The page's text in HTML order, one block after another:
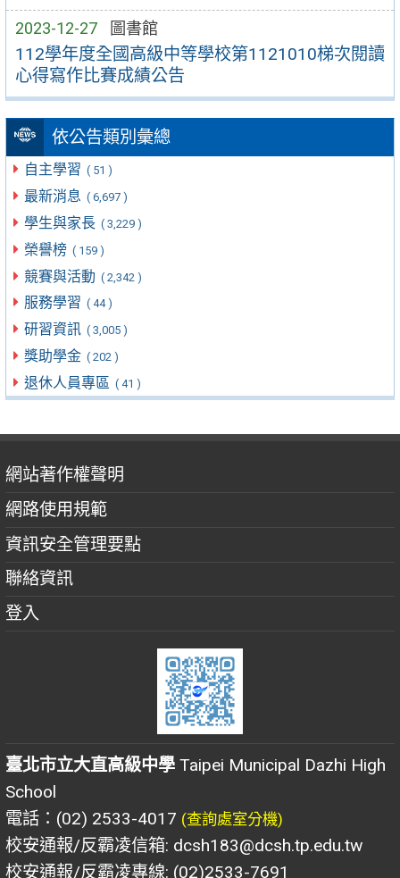
2023-12-27 圖書館
112學年度全國高級中等學校第1121010梯次閱讀
心得寫作比賽成績公告
依公告類別彙總
自主學習 ( 51 )
最新消息 ( 6,697 )
學生與家長 ( 3,229 )
榮譽榜 ( 159 )
競賽與活動 ( 2,342 )
服務學習 ( 44 )
研習資訊 ( 3,005 )
獎助學金 ( 202 )
退休人員專區 ( 41 )
網站著作權聲明
網路使用規範
資訊安全管理要點
聯絡資訊
登入
臺北市立大直高級中學 Taipei Municipal Dazhi High
School
電話：(02) 2533-4017 (查詢處室分機)
校安通報/反霸凌信箱: dcsh183@dcsh.tp.edu.tw
校安通報/反霸凌專線: (02)2533-7691